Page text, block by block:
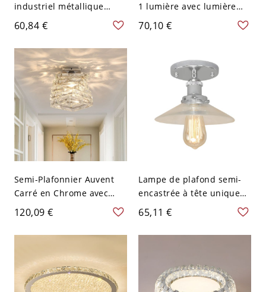
industriel métallique
chromé 1 lumière pour
cuisine avec abat-jour
conique
60,84 €
1 lumière avec lumière
blanche et abat-jour en
plexiglas pour montage
110V-120V, 23,5"
70,10 €
Semi-Plafonnier Auvent
Carré en Chrome avec
Abat-Jour Géométrique en
Cristal Transparent Lampe
Semi-Encastrée à 1-Tête
110 V-120 V
120,09 €
Lampe de plafond semi-
encastrée à tête unique
en verre clair et chromé
65,11 €